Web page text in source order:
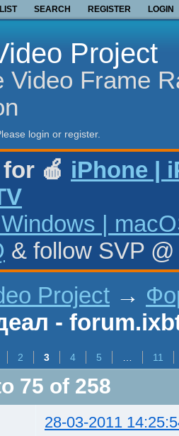
SEARCH REGISTER LOGIN
Project
Video Frame
login or register.
🍎 iPhone |
|
& follow SVP
Project →
-
2 3 4 5 11
75 of 258
28-03-2011